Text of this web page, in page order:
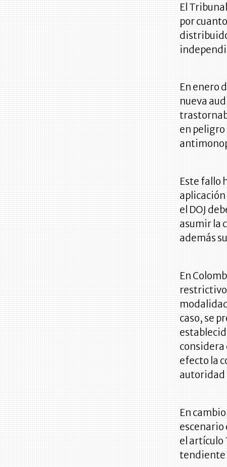
El
por
En enero
nueva
en peligro
Este fallo
aplicación
el DOJ
asumir la
además
En
caso, se
considera
efecto la
autoridad
En
escenario
el artículo
tendiente